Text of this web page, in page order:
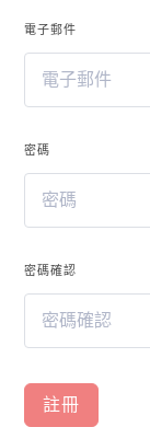
透
過
我
們
程，
探
索
灣，
了
解
多
和
電子郵件
密碼
密碼確認
註冊